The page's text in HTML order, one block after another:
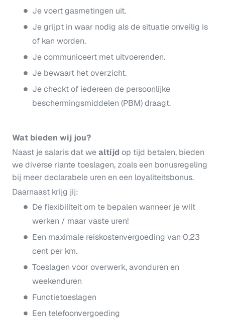
Je voert gasmetingen uit.
Je grijpt in waar nodig als de situatie onveilig is
of kan worden.
Je communiceert met uitvoerenden.
Je bewaart het overzicht.
Je checkt of iedereen de persoonlijke
beschermingsmiddelen (PBM) draagt.
Wat bieden wij jou?
Naast je salaris dat wealtijd op tijd betalen, bieden
we diverse riante toeslagen, zoals een bonusregeling
bij meer declarabele uren en een loyaliteitsbonus.
Daarnaast krijg jij:
De flexibiliteit om te bepalen wanneer je wilt
werken / maar vaste uren!
Een maximale reiskostenvergoeding van 0,23
cent per km.
Toeslagen voor overwerk, avonduren en
weekenduren
Functietoeslagen
Een telefoonvergoeding